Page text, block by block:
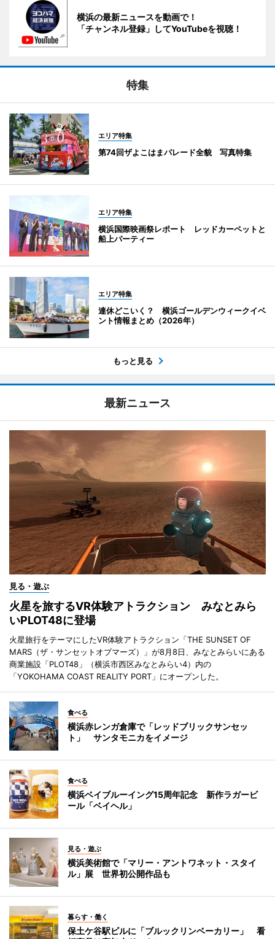
横浜の最新ニュースを動画で！
「チャンネル登録」してYouTubeを視聴！
特集
エリア特集
第74回ザよこはまパレード全貌 写真特集
エリア特集
横浜国際映画祭レポート レッドカーペットと
船上パーティー
エリア特集
連休どこいく？ 横浜ゴールデンウィークイベ
ント情報まとめ（2026年）
もっと見る
最新ニュース
見る・遊ぶ
火星を旅するVR体験アトラクション みなとみら
いPLOT48に登場
火星旅行をテーマにしたVR体験アトラクション「THE SUNSET OF
MARS（ザ・サンセットオブマーズ）」が8月8日、みなとみらいにある
商業施設「PLOT48」（横浜市西区みなとみらい4）内の
「YOKOHAMA COAST REALITY PORT」にオープンした。
食べる
横浜赤レンガ倉庫で「レッドブリックサンセッ
ト」 サンタモニカをイメージ
食べる
横浜ベイブルーイング15周年記念 新作ラガービ
ール「ベイヘル」
見る・遊ぶ
横浜美術館で「マリー・アントワネット・スタイ
ル」展 世界初公開作品も
暮らす・働く
保土ケ谷駅ビルに「ブルックリンベーカリー」 看